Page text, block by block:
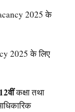
2025 के
2025 के लिए
12वींकक्षा तथा